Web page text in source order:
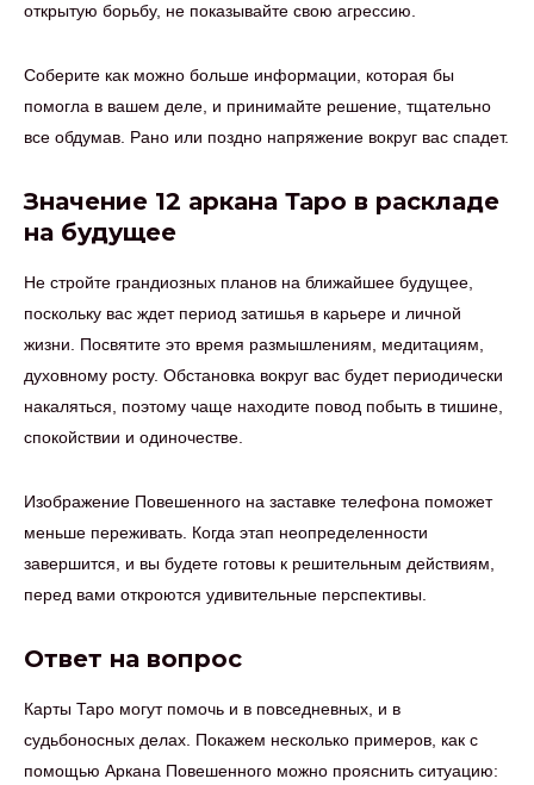
открытую борьбу, не показывайте свою агрессию.
Соберите как можно больше информации, которая бы
помогла в вашем деле, и принимайте решение, тщательно
все обдумав. Рано или поздно напряжение вокруг вас спадет.
Значение 12 аркана Таро в раскладе
на будущее
Не стройте грандиозных планов на ближайшее будущее,
поскольку вас ждет период затишья в карьере и личной
жизни. Посвятите это время размышлениям, медитациям,
духовному росту. Обстановка вокруг вас будет периодически
накаляться, поэтому чаще находите повод побыть в тишине,
спокойствии и одиночестве.
Изображение Повешенного на заставке телефона поможет
меньше переживать. Когда этап неопределенности
завершится, и вы будете готовы к решительным действиям,
перед вами откроются удивительные перспективы.
Ответ на вопрос
Карты Таро могут помочь и в повседневных, и в
судьбоносных делах. Покажем несколько примеров, как с
помощью Аркана Повешенного можно прояснить ситуацию: